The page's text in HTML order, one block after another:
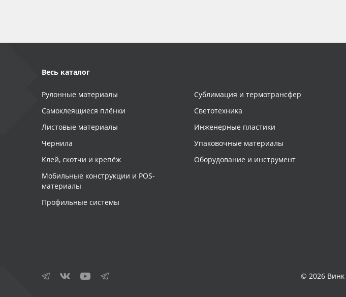
Весь каталог
Рулонные материалы
Самоклеящиеся плёнки
Листовые материалы
Чернила
Клей, скотчи и крепёж
Мобильные конструкции и POS-
материалы
Профильные системы
Сублимация и термотрансфер
Светотехника
Инженерные пластики
Упаковочные материалы
Оборудование и инструмент
© 2026 Винк